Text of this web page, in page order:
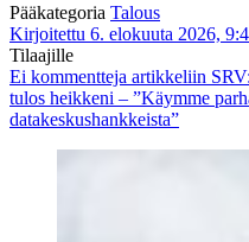
Pääkategoria Talous
Kirjoitettu 6. elokuuta 2026,
Tilaajille
Ei kommentteja artikkeliin
tulos heikkeni – ”Käymme
datakeskushankkeista”